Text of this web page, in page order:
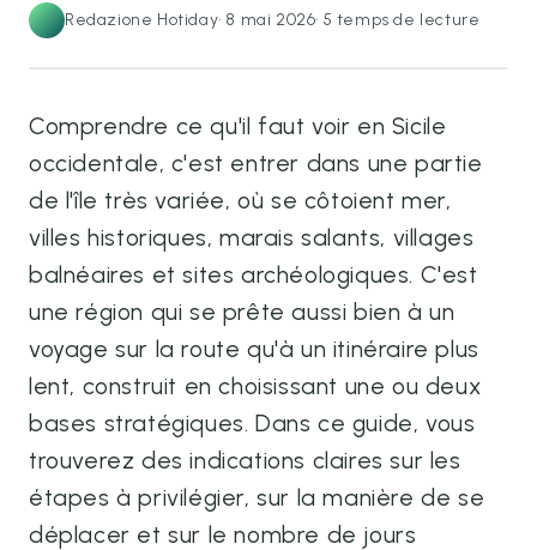
Redazione Hotiday· 8 mai 2026· 5 temps de lecture
Comprendre ce qu'il faut voir en Sicile
occidentale, c'est entrer dans une partie
de l'île très variée, où se côtoient mer,
villes historiques, marais salants, villages
balnéaires et sites archéologiques. C'est
une région qui se prête aussi bien à un
voyage sur la route qu'à un itinéraire plus
lent, construit en choisissant une ou deux
bases stratégiques. Dans ce guide, vous
trouverez des indications claires sur les
étapes à privilégier, sur la manière de se
déplacer et sur le nombre de jours